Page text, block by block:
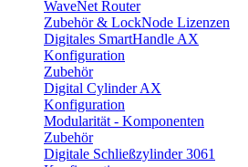
WaveNet Router
Zubehör & LockNode Lizenzen
Digitales SmartHandle AX
Konfiguration
Zubehör
Digital Cylinder AX
Konfiguration
Modularität - Komponenten
Zubehör
Digitale Schließzylinder 3061